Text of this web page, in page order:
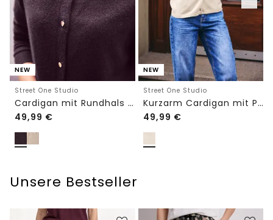
NEW
Street One Studio
Cardigan mit Rundhals und Knöpfen
49,99 €
NEW
Street One Studio
Kurzarm Cardigan mit Polokragen
49,99 €
Unsere Bestseller